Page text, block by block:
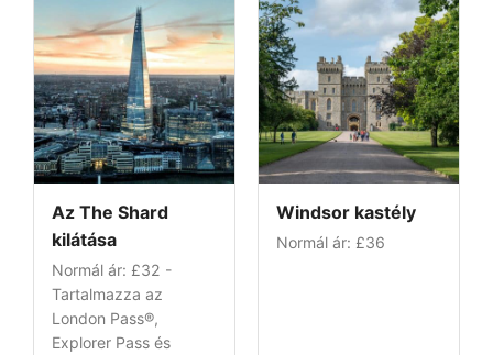
Az The Shard
kilátása
Normál ár: £32 -
Tartalmazza az
London Pass®,
Explorer Pass és
Windsor kastély
Normál ár: £36